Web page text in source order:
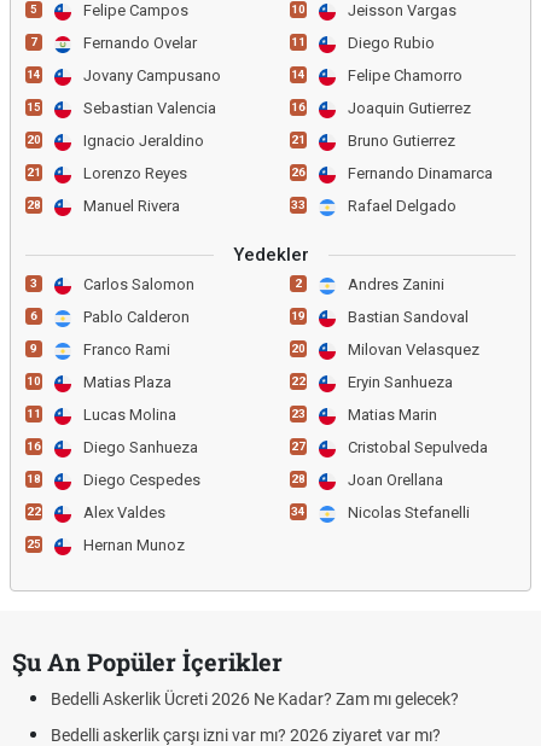
5 Felipe Campos
7 Fernando Ovelar
14 Jovany Campusano
15 Sebastian Valencia
20 Ignacio Jeraldino
21 Lorenzo Reyes
28 Manuel Rivera
10 Jeisson Vargas
11 Diego Rubio
14 Felipe Chamorro
16 Joaquin Gutierrez
21 Bruno Gutierrez
26 Fernando Dinamarca
33 Rafael Delgado
Yedekler
3 Carlos Salomon
6 Pablo Calderon
9 Franco Rami
10 Matias Plaza
11 Lucas Molina
16 Diego Sanhueza
18 Diego Cespedes
22 Alex Valdes
25 Hernan Munoz
2 Andres Zanini
19 Bastian Sandoval
20 Milovan Velasquez
22 Eryin Sanhueza
23 Matias Marin
27 Cristobal Sepulveda
28 Joan Orellana
34 Nicolas Stefanelli
Şu An Popüler İçerikler
Bedelli Askerlik Ücreti 2026 Ne Kadar? Zam mı gelecek?
Bedelli askerlik çarşı izni var mı? 2026 ziyaret var mı?